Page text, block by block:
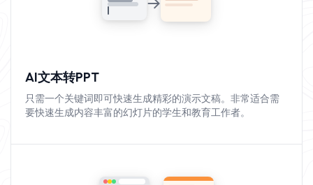
AI文本转PPT
只需一个关键词即可快速生成精彩的演示文稿。非常适合需
要快速生成内容丰富的幻灯片的学生和教育工作者。